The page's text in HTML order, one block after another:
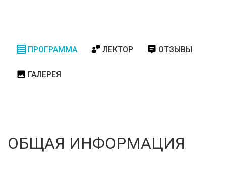
ПРОГРАММА ЛЕКТОР ОТЗЫВЫ
ГАЛЕРЕЯ
ОБЩАЯ ИНФОРМАЦИЯ